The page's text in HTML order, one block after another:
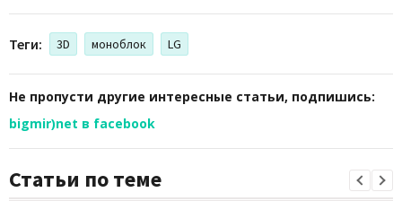
Теги: 3D моноблок LG
Не пропусти другие интересные статьи, подпишись:
bigmir)net в facebook
Статьи по теме